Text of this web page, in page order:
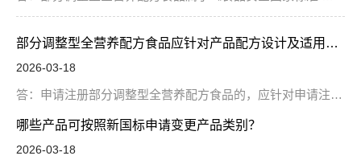
部分调整型全营养配方食品应针对产品配方设计及适用的特殊医学状况人群提供哪些材料？
2026-03-18
答：申请注册部分调整型全营养配方食品的，应针对申请注册产品的临床使用场景、适用人群、不适用人群（禁用或/和慎用人群等）等进行全面评估，并提供产品能量、宏量营养素等调整依据，适用人群、不适用人群以及确定依据，临床使用或研究材料等，在标签说明书中增加相应风险提示。
哪些产品可按照新国标申请变更产品类别？
2026-03-18